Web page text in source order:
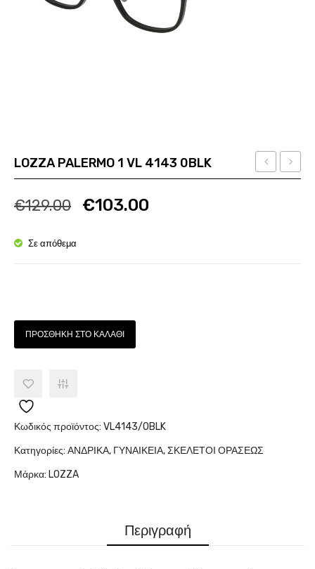
VBMHANG
LOZZA PALERMO 1 VL 4143 0BLK
€129.00 Ποσότητα
€103.00
Σε απόθεμα
ΠΡΟΣΘΉΚΗ ΣΤΟ ΚΑΛΆΘΙ
Κωδικός προϊόντος: VL4143/0BLK
Κατηγορίες: ΑΝΔΡΙΚΑ, ΓΥΝΑΙΚΕΙΑ,ΣΚΕΛΕΤΟΙ ΟΡΑΣΕΩΣ
Μάρκα: LOZZA
Περιγραφή